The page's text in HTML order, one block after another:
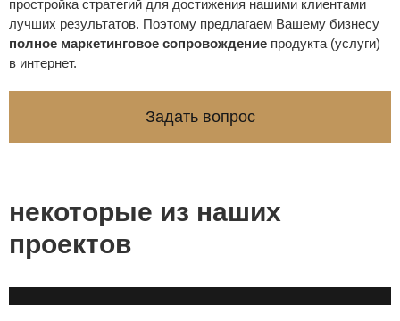
простройка стратегий для достижения нашими клиентами
лучших результатов. Поэтому предлагаем Вашему бизнесу
полное маркетинговое сопровождение продукта (услуги)
в интернет.
Задать вопрос
некоторые из наших
проектов